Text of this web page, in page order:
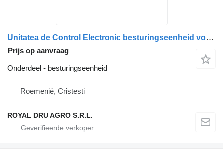
Unitatea de Control Electronic besturingseenheid voor CAB Temperature Scania 1532526 vrachtwagen
Prijs op aanvraag
Onderdeel - besturingseenheid
Roemenië, Cristesti
ROYAL DRU AGRO S.R.L.